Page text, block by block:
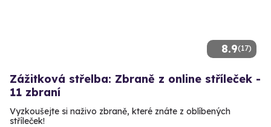
8.9(17)
Zážitková střelba: Zbraně z online stříleček -
11 zbraní
Vyzkoušejte si naživo zbraně, které znáte z oblíbených
stříleček!